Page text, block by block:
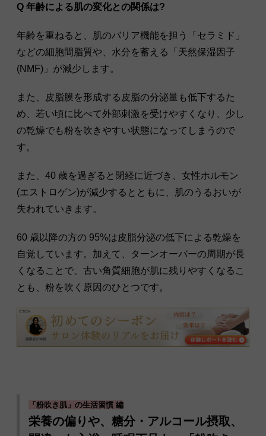
Q 年齢による肌の変化との関係は?
年齢を重ねると、肌のバリア機能を担う「セラミド」
などの細胞間脂質や、水分を蓄える「天然保湿因子
(NMF)」が減少します。
また、皮脂膜を形成する皮脂の分泌量も低下するた
め、若い頃に比べて外部刺激を受けやすくなり、少し
の乾燥でも粉を吹きやすい状態になってしまうので
す。
また、40 歳を過ぎると閉経に近づき、女性ホルモン
(エストロゲン)が減少するとともに、肌のうるおいが
失われていきます。
60 歳以降の方の 95%は皮脂分泌の低下による乾燥を
自覚しています。加えて、ターンオーバーの周期が長
くなることで、古い角質細胞が肌に残りやすくなるこ
とも、粉を吹く原因のひとつです。
「粉吹き肌」の生活習慣 編
栄養の偏りや、糖分・アルコール摂取、